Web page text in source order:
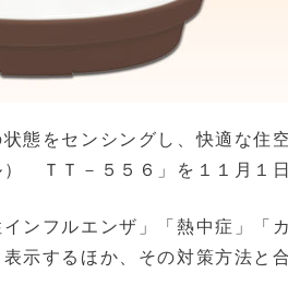
態をセンシングし、快適な住
ＴＴ－５５６」を１１月１日
ンフルエンザ」「熱中症」「
示するほか、その対策方法と